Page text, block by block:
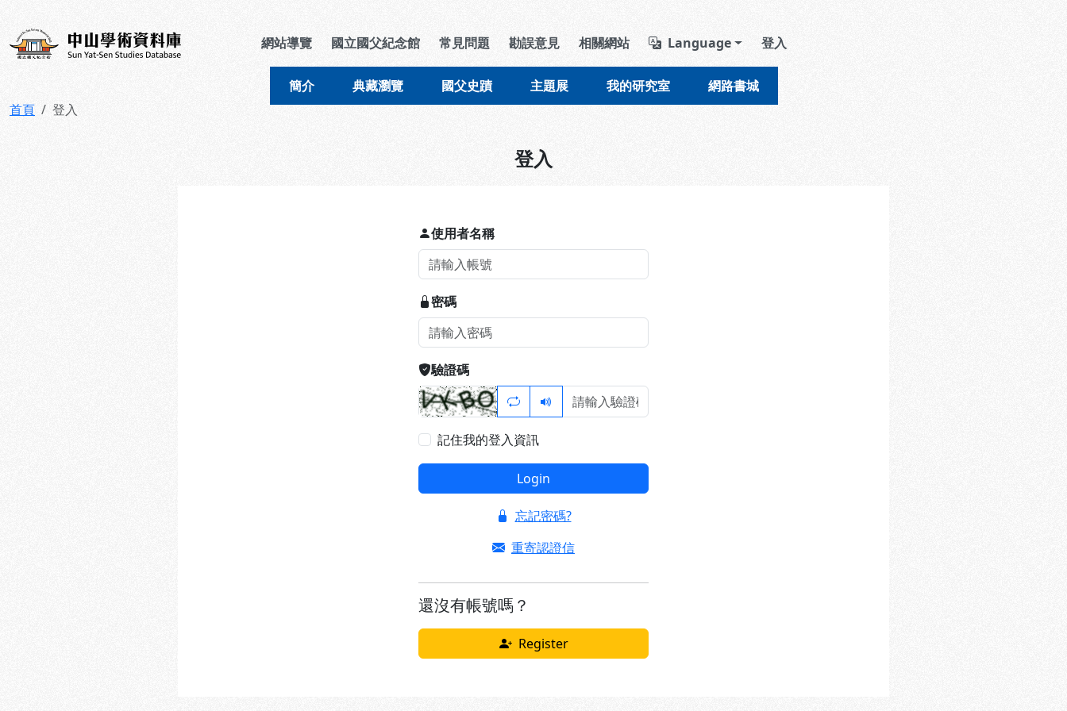
中山學術資料庫 導覽列區塊
網站導覽 國立國父紀念館 常見問題 勘誤意見 相關網站 Language 登入
簡介 典藏瀏覽 國父史蹟 主題展 我的研究室 網路書城
首頁 登入
登入
使用者名稱
密碼
驗證碼
記住我的登入資訊
Login
忘記密碼?
重寄認證信
還沒有帳號嗎？
Register